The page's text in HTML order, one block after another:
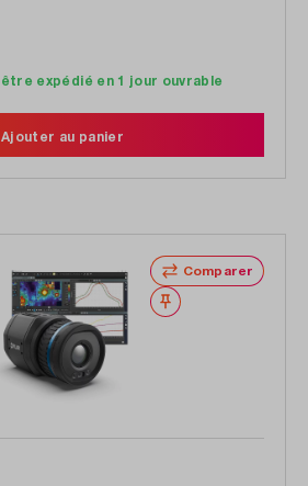
expédié en 1 jour ouvrable
Ajouter au panier
Comparer
Noter